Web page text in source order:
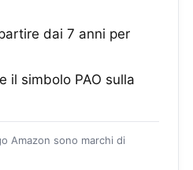
dai 7 anni per
il simbolo PAO sulla
Amazon sono marchi di